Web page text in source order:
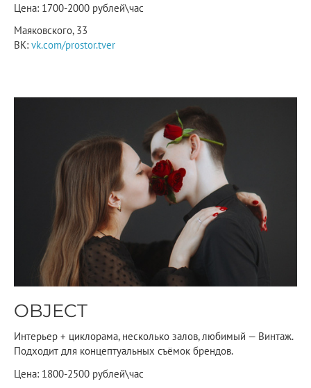
Цена: 1700-2000 рублей\час
Маяковского, 33
ВК: vk.com/prostor.tver
OBJECT
Интерьер + циклорама, несколько залов, любимый — Винтаж.
Подходит для концептуальных съёмок брендов.
Цена: 1800-2500 рублей\час